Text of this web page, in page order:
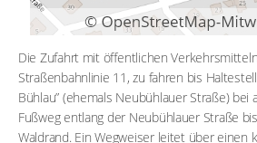
Die Zufahrt mit öffentlichen
Straßenbahnlinie 11, zu fahren bis
Bühlau” (ehemals Neubühlauer Straße) bei
Fußweg entlang der Neubühlauer Straße
Waldrand. Ein Wegweiser leitet über einen